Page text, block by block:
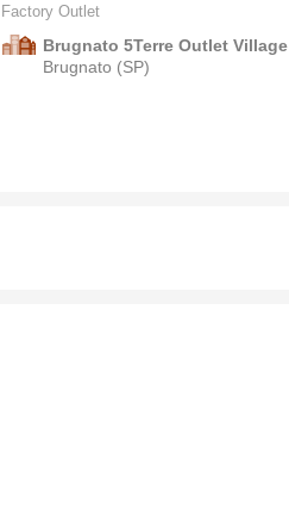
Factory Outlet
Brugnato 5Terre Outlet Village
Brugnato (SP)